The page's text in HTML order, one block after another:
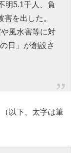
明5.1千人、負
を出した。
風水害等に対
日」が創設さ
以下、太字は筆